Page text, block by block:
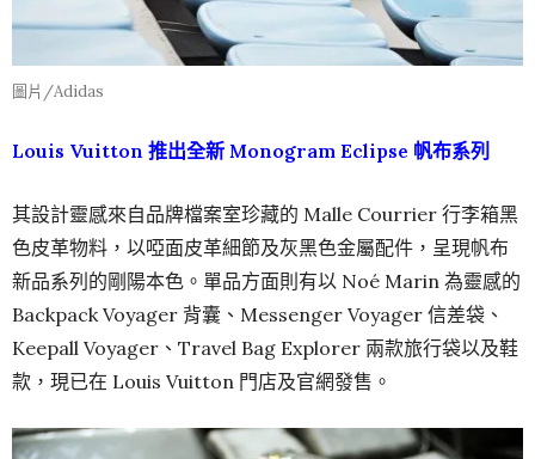
圖片/Adidas
Louis Vuitton 推出全新 Monogram Eclipse 帆布系列
其設計靈感來自品牌檔案室珍藏的 Malle Courrier 行李箱黑
色皮革物料，以啞面皮革細節及灰黑色金屬配件，呈現帆布
新品系列的剛陽本色。單品方面則有以 Noé Marin 為靈感的
Backpack Voyager 背囊、Messenger Voyager 信差袋、
Keepall Voyager、Travel Bag Explorer 兩款旅行袋以及鞋
款，現已在 Louis Vuitton 門店及官網發售。